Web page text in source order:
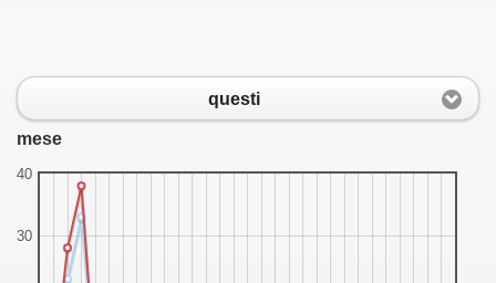
questi
mese
30
40